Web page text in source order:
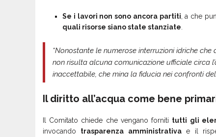
Se i lavori non sono ancora partiti , a che
quali risorse siano state stanziate
“Nonostante le numerose interruzioni idriche
non risulta alcuna comunicazione ufficiale circa
inaccettabile, che mina la fiducia nei confronti
Il diritto all’acqua come bene
Il Comitato chiede che vengano forniti tutti gli
invocando trasparenza amministrativae il